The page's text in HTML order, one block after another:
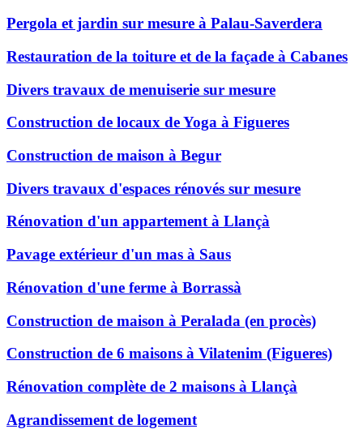
Pergola et jardin sur mesure à Palau-Saverdera
Restauration de la toiture et de la façade à Cabanes
Divers travaux de menuiserie sur mesure
Construction de locaux de Yoga à Figueres
Construction de maison à Begur
Divers travaux d'espaces rénovés sur mesure
Rénovation d'un appartement à Llançà
Pavage extérieur d'un mas à Saus
Rénovation d'une ferme à Borrassà
Construction de maison à Peralada (en procès)
Construction de 6 maisons à Vilatenim (Figueres)
Rénovation complète de 2 maisons à Llançà
Agrandissement de logement